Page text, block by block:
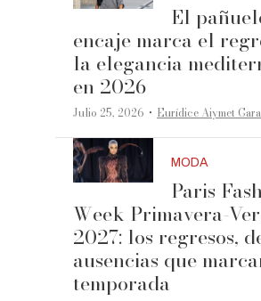
El
encaje marca el
la elegancia
en 2026
Julio 25, 2026 ·Eurídice Aiymet
MODA
Paris
Week Primavera-
2027: los regresos,
ausencias que
temporada